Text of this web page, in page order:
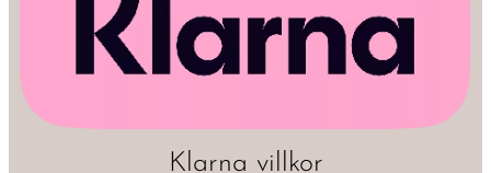
Klarna villkor